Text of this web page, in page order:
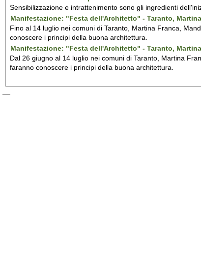
Sensibilizzazione e intrattenimento sono gli ingredienti
Manifestazione: "Festa dell'Architetto" - Taranto,
Fino al 14 luglio nei comuni di Taranto, Martina Franca,
conoscere i principi della buona architettura.
Manifestazione: "Festa dell'Architetto" - Taranto,
Dal 26 giugno al 14 luglio nei comuni di Taranto, Martina
faranno conoscere i principi della buona architettura.